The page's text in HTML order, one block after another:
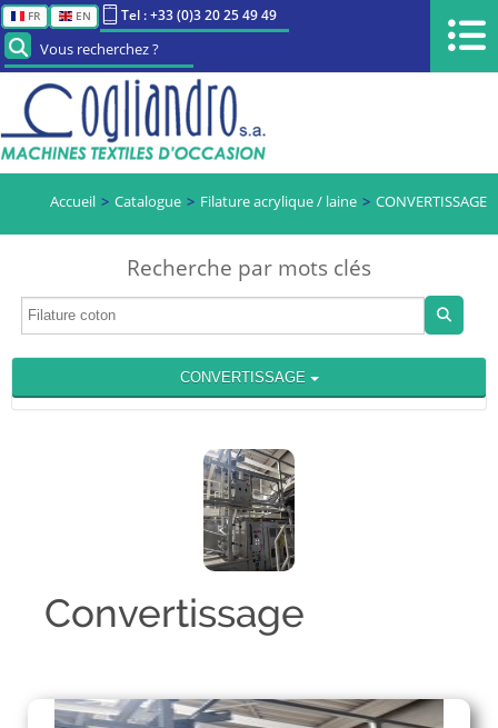
FR EN Tel : +33 (0)3 20 25 49 49
Vous recherchez ?
Accueil Catalogue Filature acrylique / laine CONVERTISSAGE
Recherche par mots clés
CONVERTISSAGE
Convertissage